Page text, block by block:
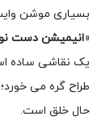
بسیاری موشن
«انیمیشن دست
یک نقاشی ساده
طراح گره می
حال خلق است.